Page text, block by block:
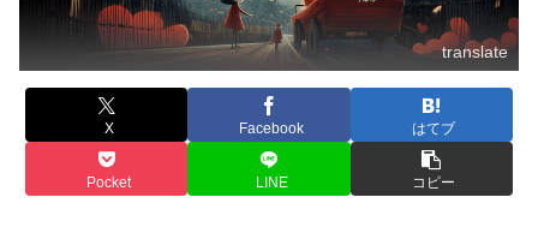
translate
X Facebook はてブ
Pocket LINE コピー